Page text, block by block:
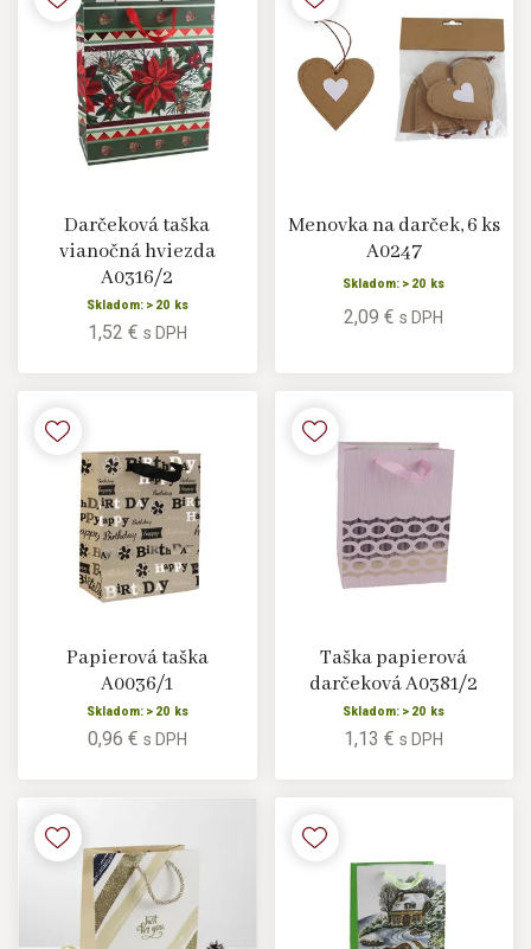
Darčeková taška
vianočná hviezda
A0316/2
Skladom: > 20 ks
1,52 € s DPH
Menovka na darček, 6 ks
A0247
Skladom: > 20 ks
2,09 €s DPH
Papierová taška
A0036/1
Skladom: > 20 ks
0,96 € s DPH
Taška papierová
darčeková A0381/2
Skladom: > 20 ks
1,13 €s DPH